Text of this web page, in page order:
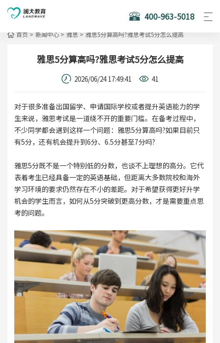
400-963-5018
首页 > 新闻中心 > 雅思 > 雅思5分算高吗?雅思考试5分怎么提高
雅思5分算高吗?雅思考试5分怎么提高
2026/06/24 17:49:41 41
对于很多准备出国留学、申请国际学校或者提升英语能力的学
生来说，雅思考试是一道绕不开的重要门槛。在备考过程中，
不少同学都会遇到这样一个问题：雅思5分算高吗?如果目前只
有5分，还有机会提升到6分、6.5分甚至7分吗?
雅思5分既不是一个特别低的分数，也谈不上理想的高分。它代
表着考生已经具备一定的英语基础，但距离大多数院校和海外
学习环境的要求仍然存在不小的差距。对于希望获得更好升学
机会的学生而言，如何从5分突破到更高分数，才是需要重点思
考的问题。